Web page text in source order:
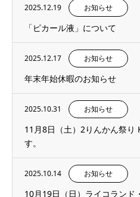
2025.12.19 お知らせ
「ピカール液」について
2025.12.17 お知らせ
年末年始休暇のお知らせ
2025.10.31 お知らせ
11月8日（土）2りんかん祭り
す。
2025.10.14 お知らせ
10月19日（日）ライコランド